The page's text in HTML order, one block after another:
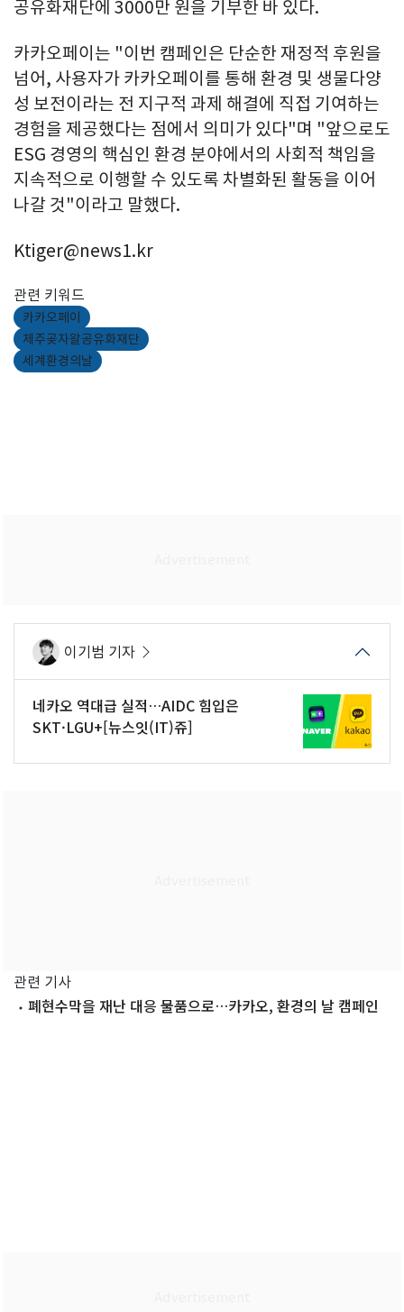
공유화재단에 3000만 원을 기부한 바 있다.
카카오페이는 "이번 캠페인은 단순한 재정적 후원을
넘어, 사용자가 카카오페이를 통해 환경 및 생물다양
성 보전이라는 전 지구적 과제 해결에 직접 기여하는
경험을 제공했다는 점에서 의미가 있다"며 "앞으로도
ESG 경영의 핵심인 환경 분야에서의 사회적 책임을
지속적으로 이행할 수 있도록 차별화된 활동을 이어
나갈 것"이라고 말했다.
Ktiger@news1.kr
관련 키워드
카카오페이
제주곶자왈공유화재단
세계환경의날
이기범 기자
네카오 역대급 실적…AIDC 힘입은
SKT·LGU+[뉴스잇(IT)쥬]
관련 기사
폐현수막을 재난 대응 물품으로…카카오, 환경의 날 캠페인